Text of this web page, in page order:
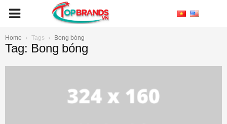
Home Tags Bong bóng
Tag: Bong bóng